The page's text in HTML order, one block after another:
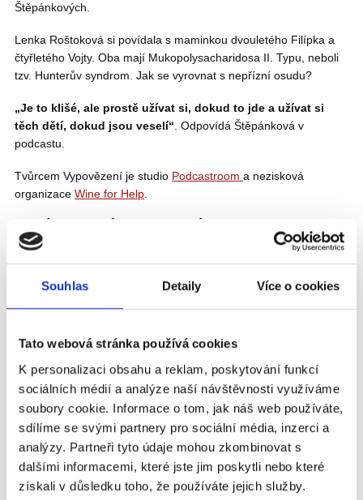
Souhlas Detaily Více o cookies
Tato webová stránka používá cookies
K personalizaci obsahu a reklam, poskytování funkcí
sociálních médií a analýze naší návštěvnosti využíváme
soubory cookie. Informace o tom, jak náš web používáte,
sdílíme se svými partnery pro sociální média, inzerci a
analýzy. Partneři tyto údaje mohou zkombinovat s
dalšími informacemi, které jste jim poskytli nebo které
získali v důsledku toho, že používáte jejich služby.
Štěpánkových.
Lenka Roštoková si povídala s maminkou dvouletého Filípka a
čtyřletého Vojty. Oba mají Mukopolysacharidosa II. Typu, neboli
tzv. Hunterův syndrom. Jak se vyrovnat s nepřízní osudu?
„Je to klišé, ale prostě užívat si, dokud to jde a užívat si
těch dětí, dokud jsou veselí“ . Odpovídá Štěpánková v
podcastu.
Tvůrcem Vypovězení je studio Podcastroom a nezisková
organizace ⁠⁠Wine for Help⁠⁠
PODCAST VYPOVĚZENÍ
#22 Co skleněné děti opravdu potřebují
slyšet? Své zkušenosti sdílí ve svém